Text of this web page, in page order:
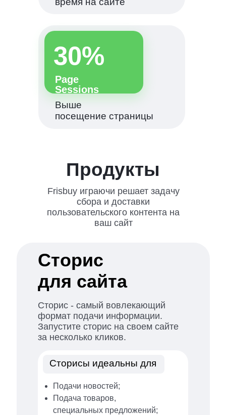
Выше
посещение страницы
30%
Page
Sessions
Продукты
Frisbuy играючи решает задачу
сбора и доставки
пользовательского контента на
ваш сайт
Сторисы идеальны для
Подачи новостей;
Подача товаров,
специальных предложений;
Сторис - самый вовлекающий
формат подачи информации.
Запустите сторис на своем сайте
за несколько кликов.
Сторис
для сайта